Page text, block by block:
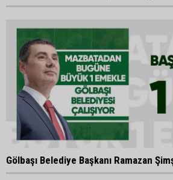
Gölbaşı Belediye Başkanı Ramazan